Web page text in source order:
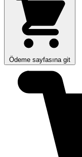
Ödeme sayfasına git